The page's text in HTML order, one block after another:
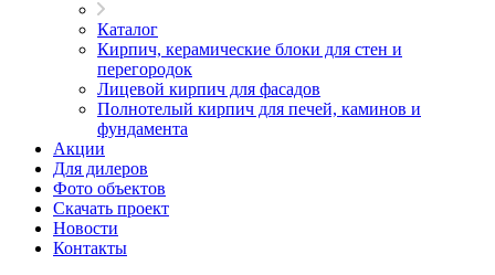
Каталог
Кирпич, керамические блоки для стен и
перегородок
Лицевой кирпич для фасадов
Полнотелый кирпич для печей, каминов и
фундамента
Акции
Для дилеров
Фото объектов
Скачать проект
Новости
Контакты